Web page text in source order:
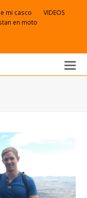
mi casco
VIDEOS
en moto